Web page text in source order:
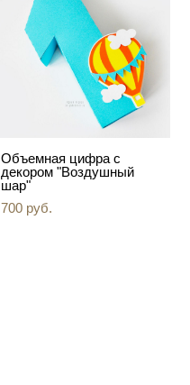
Объемная цифра с
декором "Воздушный
шар"
700 pуб.